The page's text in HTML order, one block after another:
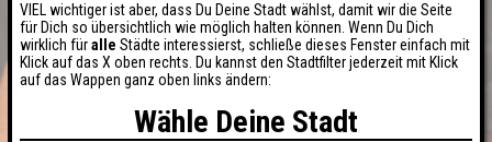
VIEL wichtiger ist aber, dass Du Deine Stadt wählst, damit wir die Seite
für Dich so übersichtlich wie möglich halten können. Wenn Du Dich
wirklich füralle Städte interessierst, schließe dieses Fenster einfach mit
Klick auf das X oben rechts. Du kannst den Stadtfilter jederzeit mit Klick
auf das Wappen ganz oben links ändern:
Wähle Deine Stadt